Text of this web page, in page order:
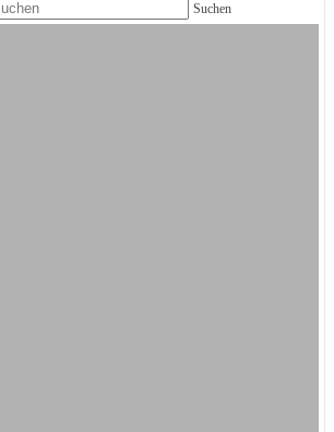
Suchen